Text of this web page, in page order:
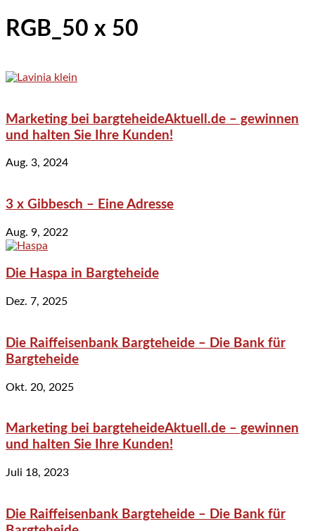
RGB_50 x 50
Marketing bei bargteheideAktuell.de – gewinnen
und halten Sie Ihre Kunden!
Aug. 3, 2024
3 x Gibbesch – Eine Adresse
Aug. 9, 2022
Die Haspa in Bargteheide
Dez. 7, 2025
Die Raiffeisenbank Bargteheide – Die Bank für
Bargteheide
Okt. 20, 2025
Marketing bei bargteheideAktuell.de – gewinnen
und halten Sie Ihre Kunden!
Juli 18, 2023
Die Raiffeisenbank Bargteheide – Die Bank für